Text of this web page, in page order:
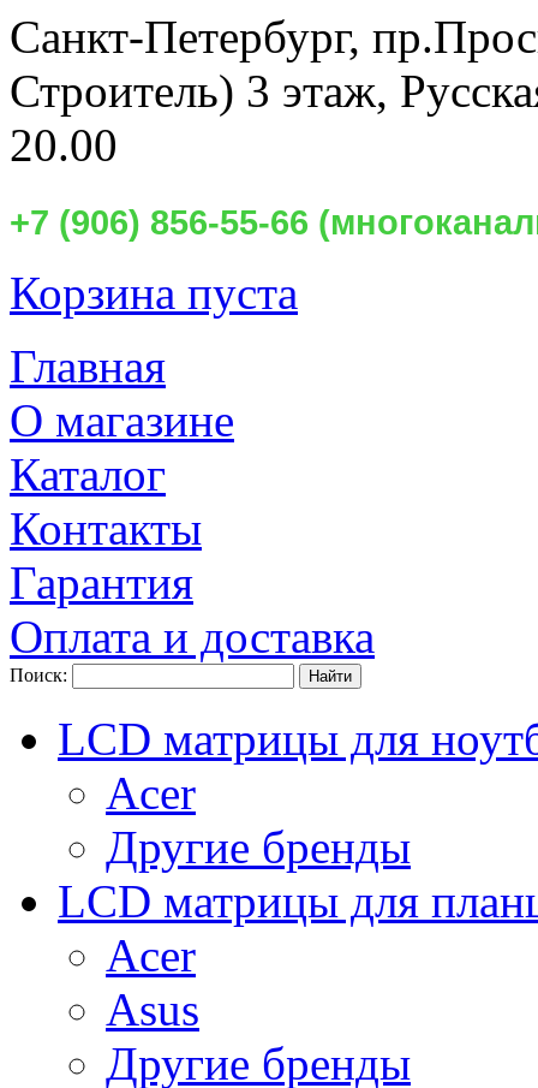
Санкт-Петербург,
Строитель) 3 этаж,
20.00
+7 (906) 856-55-66
Корзина пуста
Главная
О магазине
Каталог
Контакты
Гарантия
Оплата и доставка
Поиск:
LCD матрицы для
Acer
Другие бренды
LCD матрицы для
Acer
Asus
Другие бренды